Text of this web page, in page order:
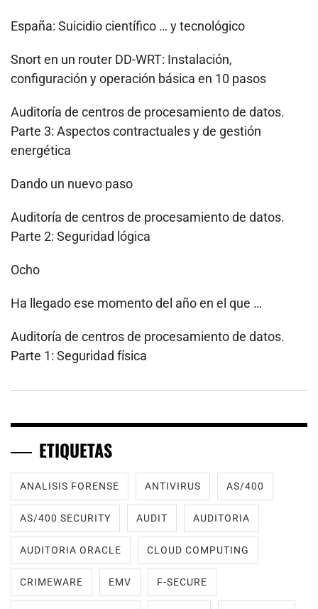
España: Suicidio científico … y tecnológico
Snort en un router DD-WRT: Instalación,
configuración y operación básica en 10 pasos
Auditoría de centros de procesamiento de datos.
Parte 3: Aspectos contractuales y de gestión
energética
Dando un nuevo paso
Auditoría de centros de procesamiento de datos.
Parte 2: Seguridad lógica
Ocho
Ha llegado ese momento del año en el que …
Auditoría de centros de procesamiento de datos.
Parte 1: Seguridad física
ETIQUETAS
ANALISIS FORENSE ANTIVIRUS AS/400
AS/400 SECURITY AUDIT AUDITORIA
AUDITORIA ORACLE CLOUD COMPUTING
CRIMEWARE EMV F-SECURE